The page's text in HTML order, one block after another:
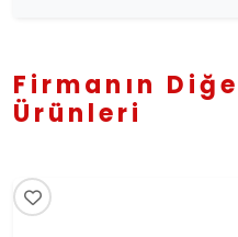
Firmanın
Ürünleri